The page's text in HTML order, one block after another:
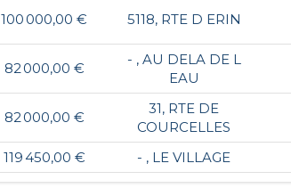
100 000,00 € 5118, RTE D ERIN
82 000,00 €
- , AU DELA DE L
EAU
82 000,00 €
31, RTE DE
COURCELLES
119 450,00 € - , LE VILLAGE